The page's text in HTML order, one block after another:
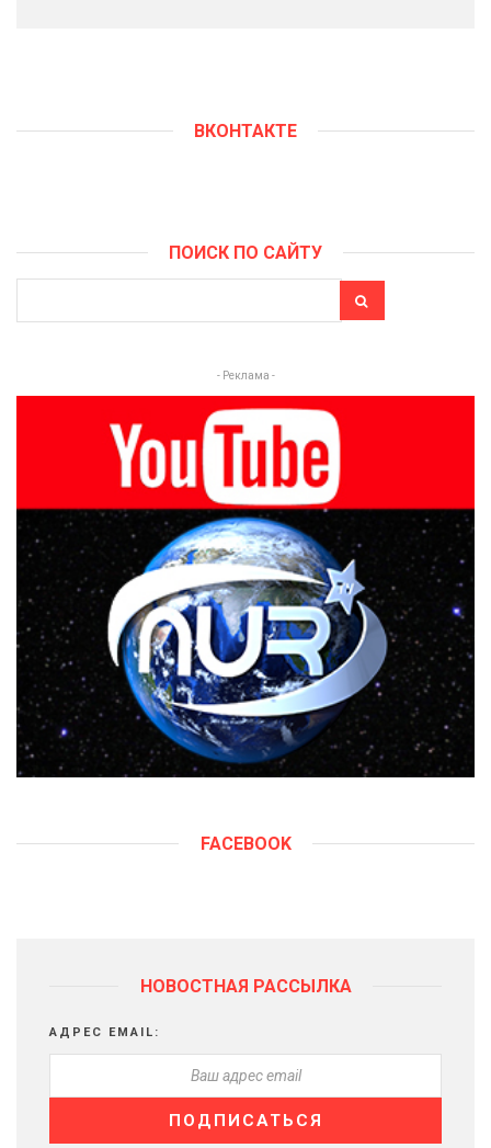
ВКОНТАКТЕ
ПОИСК ПО САЙТУ
- Реклама -
FACEBOOK
НОВОСТНАЯ РАССЫЛКА
АДРЕС EMAIL: